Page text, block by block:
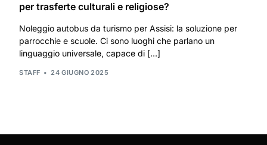
per trasferte culturali e religiose?
Noleggio autobus da turismo per Assisi: la soluzione per
parrocchie e scuole. Ci sono luoghi che parlano un
linguaggio universale, capace di […]
STAFF 24 GIUGNO 2025